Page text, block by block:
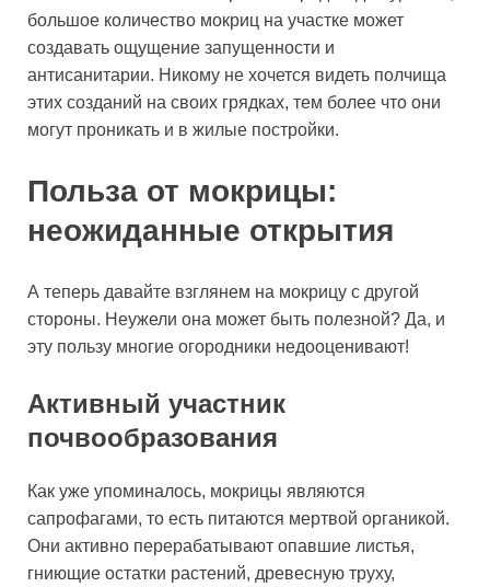
большое количество мокриц на участке может
создавать ощущение запущенности и
антисанитарии. Никому не хочется видеть полчища
этих созданий на своих грядках, тем более что они
могут проникать и в жилые постройки.
Польза от мокрицы:
неожиданные открытия
А теперь давайте взглянем на мокрицу с другой
стороны. Неужели она может быть полезной? Да, и
эту пользу многие огородники недооценивают!
Активный участник
почвообразования
Как уже упоминалось, мокрицы являются
сапрофагами, то есть питаются мертвой органикой.
Они активно перерабатывают опавшие листья,
гниющие остатки растений, древесную труху,